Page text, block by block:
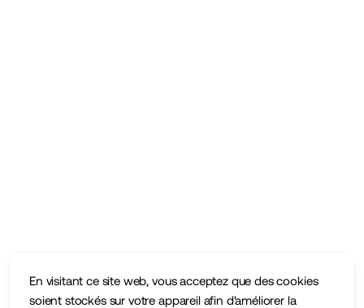
En visitant ce site web, vous acceptez que des cookies
soient stockés sur votre appareil afin d'améliorer la